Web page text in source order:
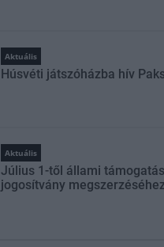
Aktuális
Húsvéti játszóházba hív
Aktuális
Július 1-től állami
jogosítvány